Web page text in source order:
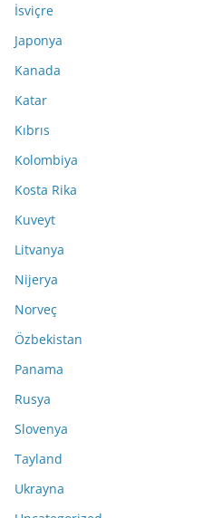
İsviçre
Japonya
Kanada
Katar
Kıbrıs
Kolombiya
Kosta Rika
Kuveyt
Litvanya
Nijerya
Norveç
Özbekistan
Panama
Rusya
Slovenya
Tayland
Ukrayna